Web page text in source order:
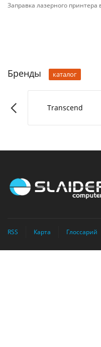
Заправка лазерного принтера
Бренды каталог
L Transcend
RSS Карта Глоссарий